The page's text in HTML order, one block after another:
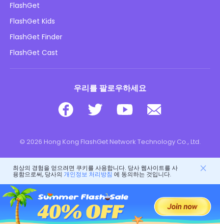
개인정보 처리방침
광고 정책
내 정보를 판매하지 마십시오
블로그
아동 온라인 안전
다운로드
FlashGet
FlashGet Kids
FlashGet Finder
FlashGet Cast
우리를 팔로우하세요
© 2026 Hong Kong FlashGet Network Technology Co., Ltd.
최상의 경험을 얻으려면 쿠키를 사용합니다. 당사 웹사이트를 사
용함으로써, 당사의 개인정보 처리방침 에 동의하는 것입니다.